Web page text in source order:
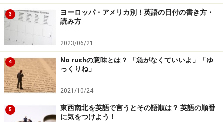
3
ヨーロッパ・アメリカ別！英語の日付の書き方・
読み方
2023/06/21
4
No rushの意味とは？ 「急がなくていいよ」「ゆ
っくりね」
2021/10/24
5
東西南北を英語で言うとその語順は？ 英語の順番
に気をつけよう！